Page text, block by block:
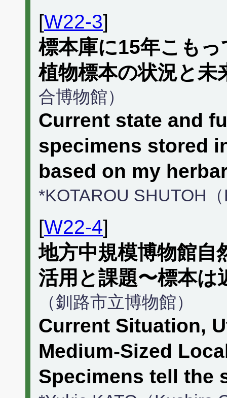
[W22-3]
標本庫に15年こも
植物標本の状況と未
合博物館）
Current state and
specimens stored
based on my
*KOTAROU SHUTOH
[W22-4]
地方中規模博物館自
活用と課題〜標本は
（釧路市立博物館）
Current Situation,
Medium-Sized
Specimens tell the